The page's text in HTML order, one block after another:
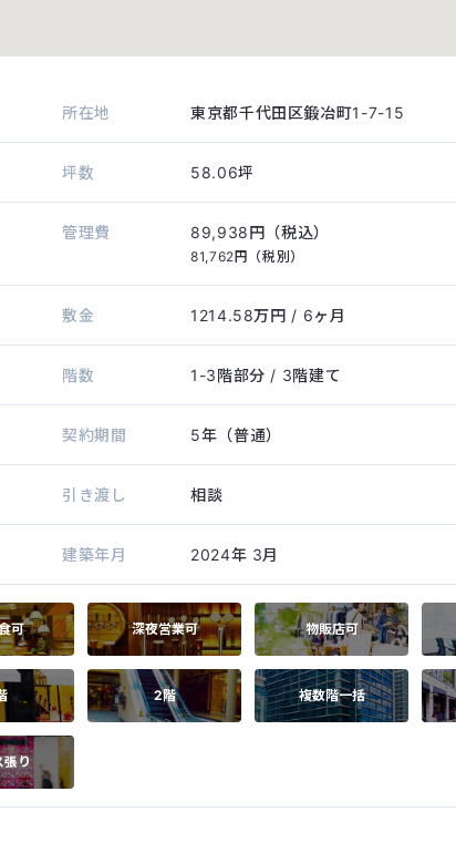
所在地 東京都千代田区鍛冶町1-7-15
坪数 58.06坪
管理費 89,938円（税込）
81,762円（税別）
敷金 1214.58万円 / 6ヶ月
階数 1-3階部分 / 3階建て
契約期間 5年（普通）
引き渡し 相談
建築年月 2024年 3月
可 深夜営業可 物販店可
2階 複数階一括
張り